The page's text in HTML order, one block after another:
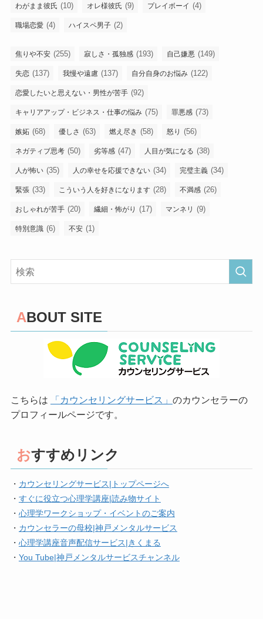
わがまま彼氏 (10) オレ様彼氏 (9) プレイボーイ (4)
職場恋愛 (4) ハイスペ男子 (2)
焦りや不安 (255) 寂しさ・孤独感 (193) 自己嫌悪 (149)
失恋 (137) 我慢や遠慮 (137) 自分自身のお悩み (122)
恋愛したいと思えない・男性が苦手 (92)
キャリアアップ・ビジネス・仕事の悩み (75) 罪悪感 (73)
嫉妬 (68) 優しさ (63) 燃え尽き (58) 怒り (56)
ネガティブ思考 (50) 劣等感 (47) 人目が気になる (38)
人が怖い (35) 人の幸せを応援できない (34) 完璧主義 (34)
緊張 (33) こういう人を好きになります (28) 不満感 (26)
おしゃれが苦手 (20) 繊細・怖がり (17) マンネリ (9)
特別意識 (6) 不安 (1)
ABOUT SITE
こちらは 「カウンセリングサービス」 のカウンセラーの
プロフィールページです。
おすすめリンク
・ カウンセリングサービス|トップページへ
・ すぐに役立つ心理学講座|読み物サイト
・ 心理学ワークショップ・イベントのご案内
・ カウンセラーの母校|神戸メンタルサービス
・ 心理学講座音声配信サービス|きくまる
・ You Tube|神戸メンタルサービスチャンネル